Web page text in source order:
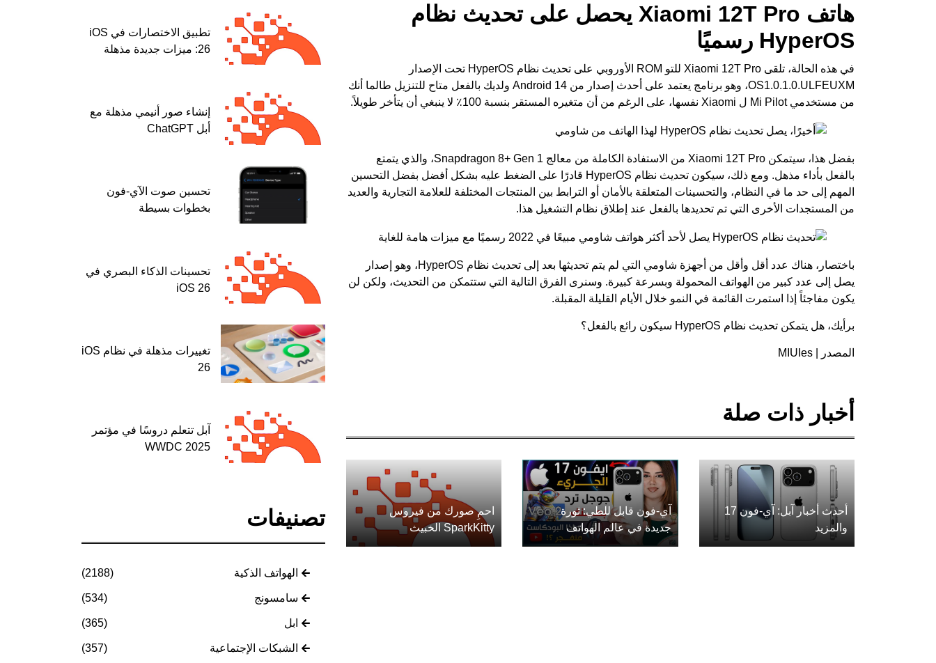
هاتف Xiaomi 12T Pro يحصل على تحديث نظام
HyperOS رسميًا
في هذه الحالة، تلقى Xiaomi 12T Pro للتو ROM الأوروبي على تحديث نظام HyperOS تحت الإصدار
OS1.0.1.0.ULFEUXM، وهو برنامج يعتمد على أحدث إصدار من Android 14 ولديك بالفعل متاح للتنزيل طالما أنك
من مستخدمي Mi Pilot ل Xiaomi نفسها، على الرغم من أن متغيره المستقر بنسبة 100٪ لا ينبغي أن يتأخر طويلاً.
بفضل هذا، سيتمكن Xiaomi 12T Pro من الاستفادة الكاملة من معالج Snapdragon 8+ Gen 1، والذي يتمتع
بالفعل بأداء مذهل. ومع ذلك، سيكون تحديث نظام HyperOS قادرًا على الضغط عليه بشكل أفضل بفضل التحسين
المهم إلى حد ما في النظام، والتحسينات المتعلقة بالأمان أو الترابط بين المنتجات المختلفة للعلامة التجارية والعديد
من المستجدات الأخرى التي تم تحديدها بالفعل عند إطلاق نظام التشغيل هذا.
باختصار، هناك عدد أقل وأقل من أجهزة شاومي التي لم يتم تحديثها بعد إلى تحديث نظام HyperOS، وهو إصدار
يصل إلى عدد كبير من الهواتف المحمولة وبسرعة كبيرة. وسنرى الفرق التالية التي ستتمكن من التحديث، ولكن لن
يكون مفاجئاً إذا استمرت القائمة في النمو خلال الأيام القليلة المقبلة.
برأيك، هل يتمكن تحديث نظام HyperOS سيكون رائع بالفعل؟
المصدر | MIUIes
أخبار ذات صلة
أحدث أخبار آبل: آي-فون 17
والمزيد
آي-فون قابل للطي: ثورة
جديدة في عالم الهواتف
احمِ صورك من فيروس
SparkKitty الخبيث
تطبيق الاختصارات في iOS
26: ميزات جديدة مذهلة
إنشاء صور أنيمي مذهلة مع
أبل ChatGPT
تحسين صوت الآي-فون
بخطوات بسيطة
تحسينات الذكاء البصري في
iOS 26
تغييرات مذهلة في نظام iOS
26
آبل تتعلم دروسًا في مؤتمر
WWDC 2025
تصنيفات
الهواتف الذكية (2188)
سامسونج (534)
ابل (365)
الشبكات الإجتماعية (357)